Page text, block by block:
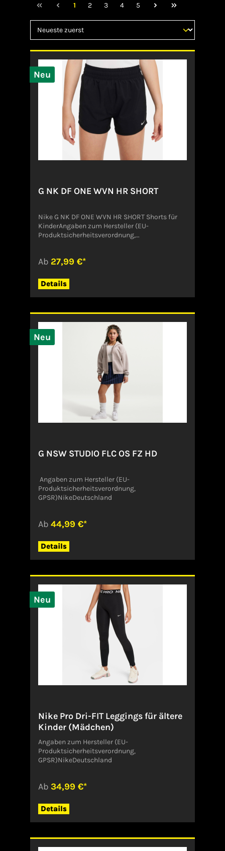
1 2 3 4 5
Neu
G NK DF ONE WVN HR SHORT
Nike G NK DF ONE WVN HR SHORT Shorts für
KinderAngaben zum Hersteller (EU-
Produktsicherheitsverordnung,
Ab 27,99 €*
Details
Neu
G NSW STUDIO FLC OS FZ HD
Angaben zum Hersteller (EU-
Produktsicherheitsverordnung,
GPSR)NikeDeutschland
Ab 44,99 €*
Details
Neu
Nike Pro Dri-FIT Leggings für ältere
Kinder (Mädchen)
Angaben zum Hersteller (EU-
Produktsicherheitsverordnung,
GPSR)NikeDeutschland
Ab 34,99 €*
Details